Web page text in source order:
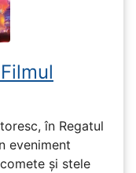
în Regatul
eveniment
și stele